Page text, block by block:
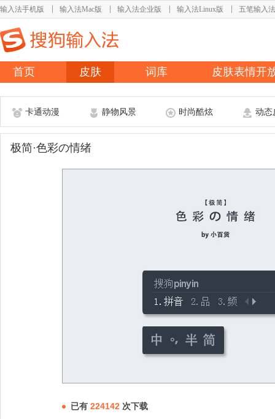
输入法手机版 输入法Mac版 输入法企业版 输入法Linux版 五笔输入法
首页 皮肤 词库 皮肤表情开
卡通动漫 静物风景 时尚酷炫 动态
极简·色彩の情绪
已有 224142 次下载